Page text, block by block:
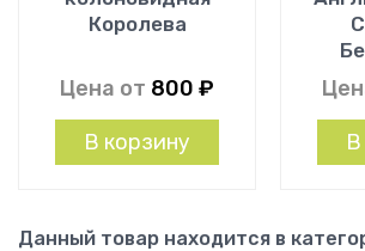
Королева
Цена от 800 ₽
В корзину В
Данный товар находится в